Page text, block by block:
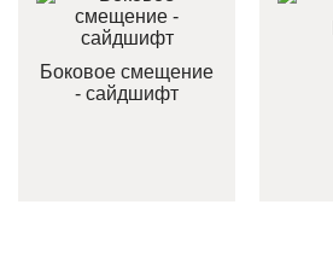
Боковое смещение
- сайдшифт